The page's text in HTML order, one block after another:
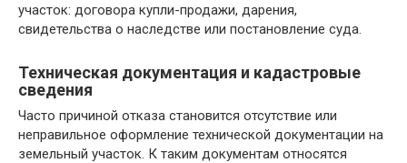
участок: договора купли-продажи, дарения,
свидетельства о наследстве или постановление суда.
Техническая документация и кадастровые
сведения
Часто причиной отказа становится отсутствие или
неправильное оформление технической документации на
земельный участок. К таким документам относятся